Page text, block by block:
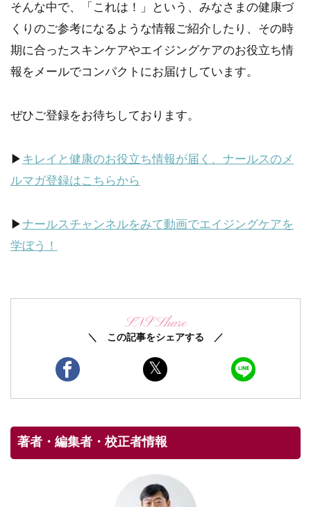
そんな中で、「これは！」という、みなさまの健康づ
くりのご参考になるような情報ご紹介したり、その時
期に合ったスキンケアやエイジングケアのお役立ち情
報をメールでコンパクトにお届けしています。
ぜひご登録をお待ちしております。
▶ キレイと健康のお役立ち情報が届く、ナールスのメ
ルマガ登録はこちらから
▶ナールスチャンネルをみて動画でエイジングケアを
学ぼう！
SNS Share
＼ この記事をシェアする ／
著者・編集者・校正者情報